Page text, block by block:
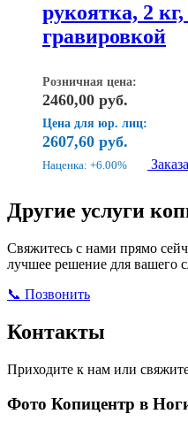
рукоятка, 2
гравировкой
Розничная цена:
2460,00 руб.
Цена для юр. лиц:
2607,60 руб.
Наценка: +6.00%
Другие услуги
Свяжитесь с нами прямо
лучшее решение для вашего
📞 Позвонить
Контакты
Приходите к нам или
Фото Копицентр в